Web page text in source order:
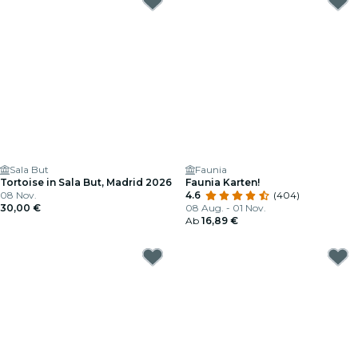
Sala But
Tortoise in Sala But, Madrid 2026
08 Nov.
30,00 €
Faunia
Faunia Karten!
4.6
(404)
08 Aug. - 01 Nov.
Ab 16,89 €